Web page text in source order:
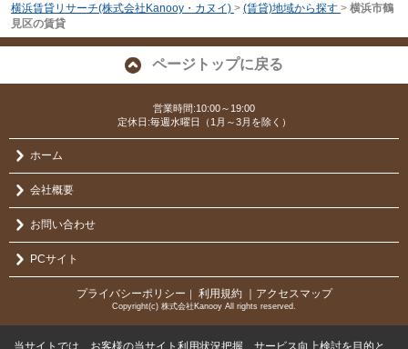
横浜賃貸リサーチ(株式会社Kanooy・カヌイ) > (賃貸)地域から探す > 横浜市鶴
見区の賃貸
ページトップに戻る
営業時間:10:00～19:00
定休日:毎週水曜日（1月～3月を除く）
ホーム
会社概要
お問い合わせ
PCサイト
プライバシーポリシー ｜ 利用規約 ｜アクセスマップ
Copyright(c) 株式会社Kanooy All rights reserved.
当サイトでは、お客様の当サイト利用状況把握、サービス向上検討を目的と